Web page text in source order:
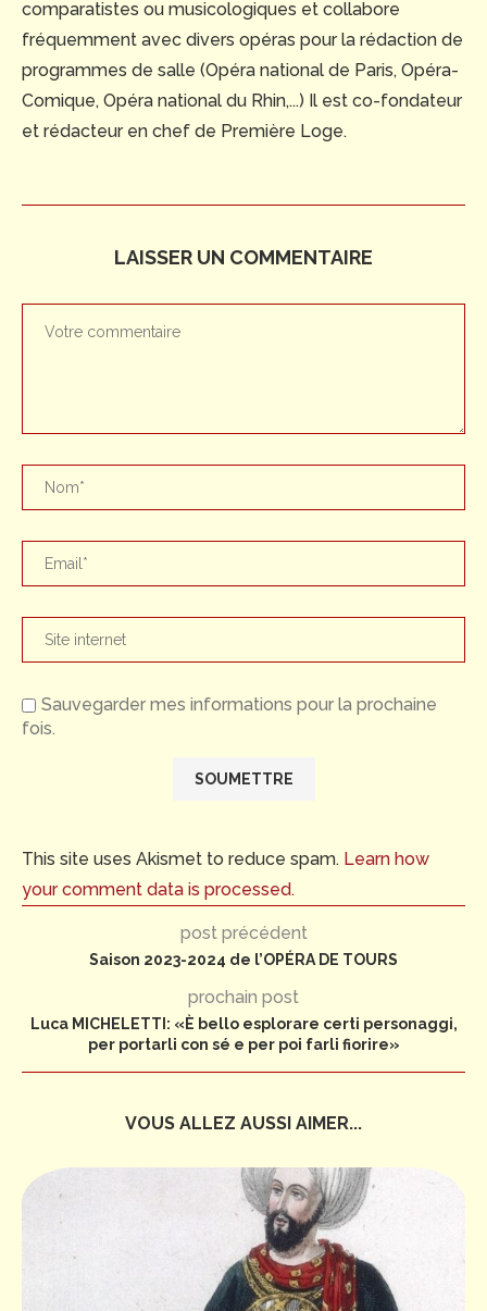
comparatistes ou musicologiques et collabore
fréquemment avec divers opéras pour la rédaction de
programmes de salle (Opéra national de Paris, Opéra-
Comique, Opéra national du Rhin,...) Il est co-fondateur
et rédacteur en chef de Première Loge.
LAISSER UN COMMENTAIRE
Sauvegarder mes informations pour la prochaine
fois.
This site uses Akismet to reduce spam. Learn how
your comment data is processed.
post précédent
Saison 2023-2024 de l’OPÉRA DE TOURS
prochain post
Luca MICHELETTI: «È bello esplorare certi personaggi,
per portarli con sé e per poi farli fiorire»
VOUS ALLEZ AUSSI AIMER...